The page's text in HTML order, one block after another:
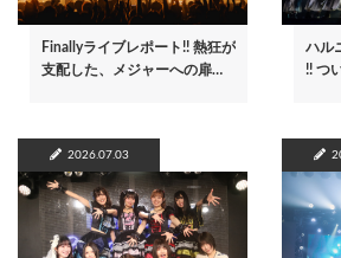
Finallyライブレポート!! 熱狂が
支配した、メジャーへの扉…
ハル
!! つ
2026.07.03